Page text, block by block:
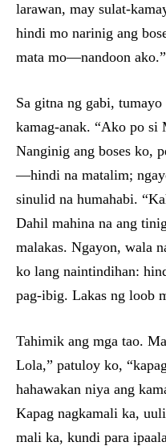
larawan, may sulat-
hindi mo narinig ang
mata mo—nandoon ako.”
Sa gitna ng gabi,
kamag-anak. “Ako po si
Nanginig ang boses ko,
—hindi na matalim;
sinulid na humahabi.
Dahil mahina na ang
malakas. Ngayon, wala
ko lang naintindihan:
pag-ibig. Lakas ng loob
Tahimik ang mga tao.
Lola,” patuloy ko,
hahawakan niya ang
Kapag nagkamali ka,
mali ka, kundi para